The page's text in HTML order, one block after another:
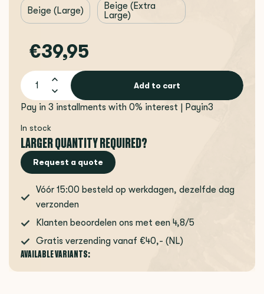
Beige (Large)
Beige (Extra
Large)
€39,95
Add to cart
Pay in 3 installments with 0% interest | Payin3
In stock
LARGER QUANTITY REQUIRED?
Request a quote
Vóór 15:00 besteld op werkdagen, dezelfde dag
verzonden
Klanten beoordelen ons met een 4,8/5
Gratis verzending vanaf €40,- (NL)
AVAILABLE VARIANTS: